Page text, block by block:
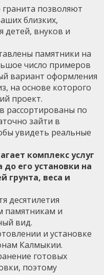
позволяют
близких,
детей, внуков и
памятники на
число примеров
вариант оформления
на основе которого
проект.
рассортированы по
зайти в
увидеть реальные
комплекс услуг
его установки на
грунта, веса и
десятилетия
памятникам и
вид.
и установке
Калмыкии.
готовых
поэтому